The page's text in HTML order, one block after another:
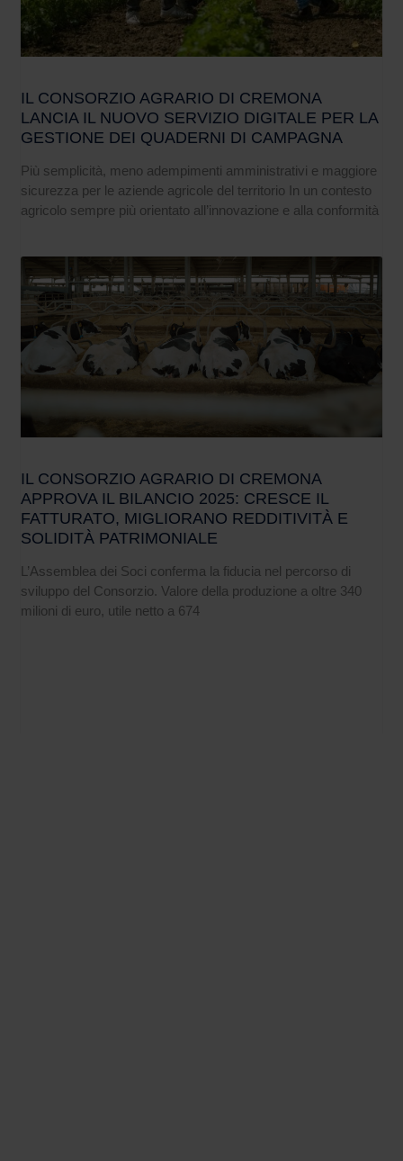
IL CONSORZIO AGRARIO DI CREMONA
LANCIA IL NUOVO SERVIZIO DIGITALE PER LA
GESTIONE DEI QUADERNI DI CAMPAGNA
Più semplicità, meno adempimenti amministrativi e maggiore
sicurezza per le aziende agricole del territorio In un contesto
agricolo sempre più orientato all’innovazione e alla conformità
IL CONSORZIO AGRARIO DI CREMONA
APPROVA IL BILANCIO 2025: CRESCE IL
FATTURATO, MIGLIORANO REDDITIVITÀ E
SOLIDITÀ PATRIMONIALE
L’Assemblea dei Soci conferma la fiducia nel percorso di
sviluppo del Consorzio. Valore della produzione a oltre 340
milioni di euro, utile netto a 674